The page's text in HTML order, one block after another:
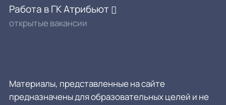
Работа в ГК Атрибьют
открытые вакансии
Материалы, представленные на сайте
предназначены для образовательных целей и не